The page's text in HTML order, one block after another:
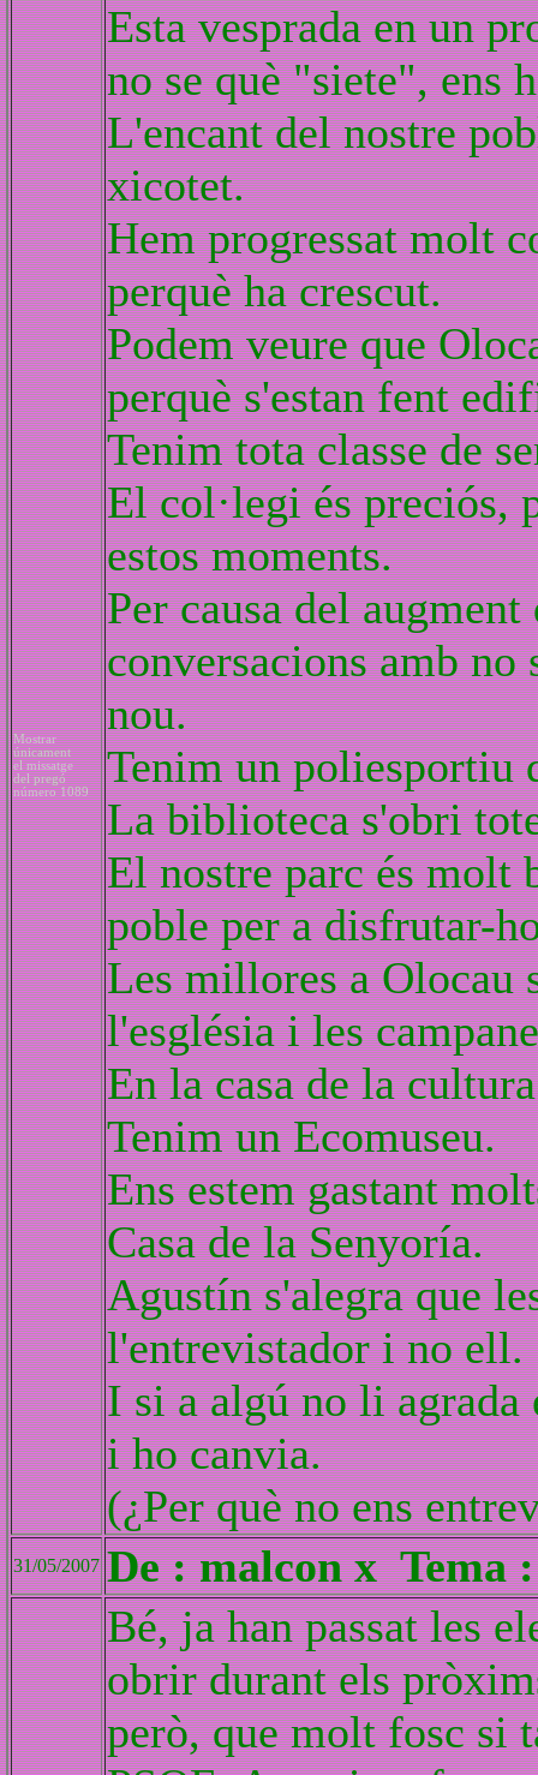
Mostrar
únicament
el missatge
del pregó
número 1089
Esta vesprada en un
no se què "siete", ens
L'encant del nostre
xicotet.
Hem progressat molt
perquè ha crescut.
Podem veure que
perquè s'estan fent
Tenim tota classe de
El col·legi és preciós,
estos moments.
Per causa del
conversacions amb
nou.
Tenim un poliesportiu
La biblioteca s'obri
El nostre parc és molt
poble per a disfrutar-
Les millores a Olocau
l'església i les
En la casa de la
Tenim un Ecomuseu.
Ens estem gastant
Casa de la Senyoría.
Agustín s'alegra que
l'entrevistador i no ell.
I si a algú no li
i ho canvia.
(¿Per què no ens
31/05/2007 De : malcon x Tema :
Bé, ja han passat les
obrir durant els
però, que molt fosc si